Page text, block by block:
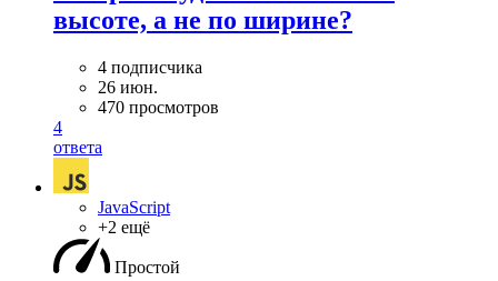
высоте, а не по ширине?
4 подписчика
26 июн.
470 просмотров
4
ответа
JavaScript
+2 ещё
Простой